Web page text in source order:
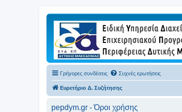
Γρήγορες συνδέσεις Συχνές ερωτήσεις
Ευρετήριο Δ. Συζήτησης
pepdym.gr - Όροι χρήσης